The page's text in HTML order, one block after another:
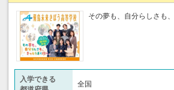
その夢も、自分らしさも
入学できる
全国